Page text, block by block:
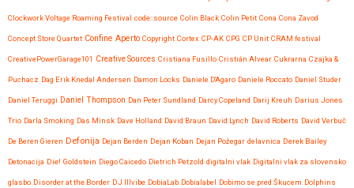
Clockwork Voltage Roaming Festival code::source Colin Black Colin Petit Cona Cona Zavod
Concept Store Quartet Confine Aperto Copyright Cortex CP-AK CPG CP Unit CRAM festival
CreativePowerGarage101 Creative Sources Cristiana Fusillo Cristián Alvear Cukrarna Czajka &
Puchacz Dag Erik Knedal Andersen Damon Locks Daniele D'Agaro Daniele Roccato Daniel Studer
Daniel Teruggi Daniel Thompson Dan Peter Sundland Darcy Copeland Darij Kreuh Darius Jones
Trio Darla Smoking Das Minsk Dave Holland David Braun David Lynch David Roberts David Verbuč
De Beren Gieren Defonija Dejan Berden Dejan Koban Dejan Požegar delavnica Derek Bailey
Detonacija Die! Goldstein Diego Caicedo Dietrich Petzold digitalni vlak Digitalni vlak za slovensko
glasbo Disorder at the Border DJ Illvibe DobiaLab Dobialabel Dobimo se pred Škucem Dolphins